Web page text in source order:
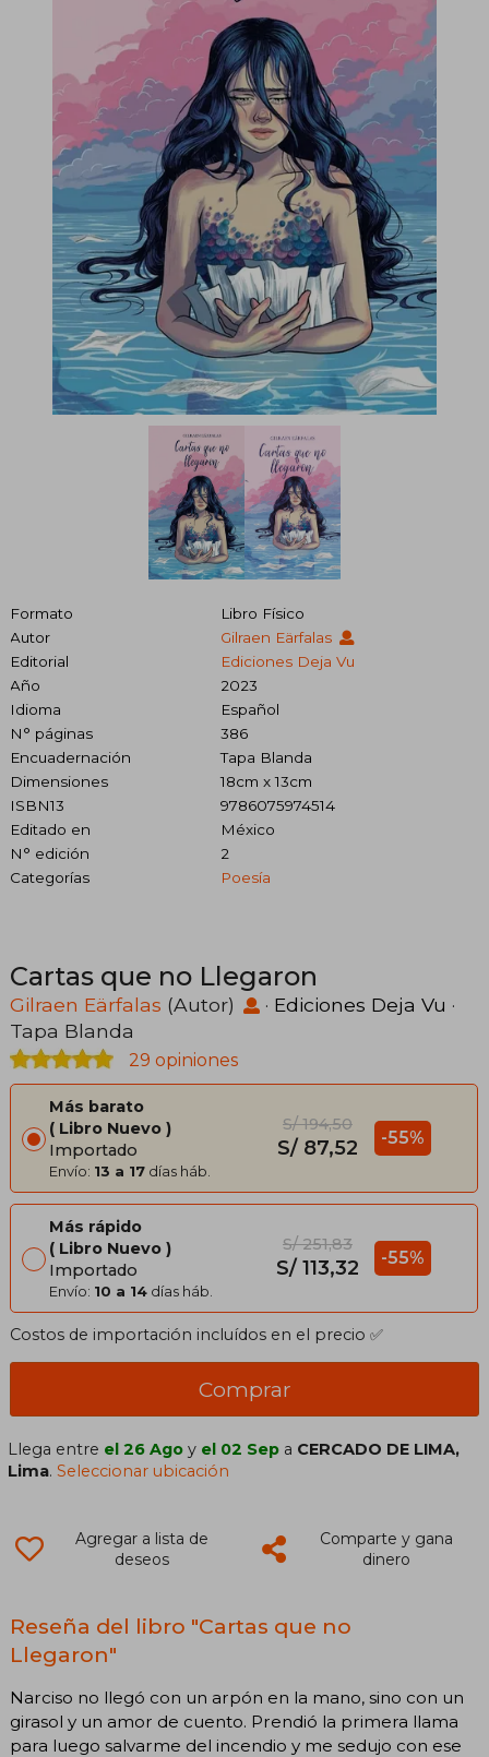
Formato
Libro Físico
Autor
Gilraen Eärfalas
Editorial
Ediciones Deja Vu
Año
2023
Idioma
Español
N° páginas
386
Encuadernación
Tapa Blanda
Dimensiones
18cm x 13cm
ISBN13
9786075974514
Editado en
México
N° edición
2
Categorías
Poesía
Cartas que no Llegaron
Gilraen Eärfalas (Autor) · Ediciones Deja Vu ·
Tapa Blanda
29 opiniones
Más barato
Libro Nuevo
Importado
Envío: 13 a 17 días háb.
S/ 194,50
S/ 87,52 -55%
Más rápido
Libro Nuevo
Importado
Envío: 10 a 14 días háb.
S/ 251,83
S/ 113,32 -55%
Costos de importación incluídos en el precio ✅
Comprar
Llega entre el 26 Ago y el 02 Sep a CERCADO DE LIMA,
Lima.Seleccionar ubicación
Agregar a lista de
deseos
Comparte y gana
dinero
Reseña del libro "Cartas que no
Llegaron"
Narciso no llegó con un arpón en la mano, sino con un
girasol y un amor de cuento. Prendió la primera llama
para luego salvarme del incendio y me sedujo con ese